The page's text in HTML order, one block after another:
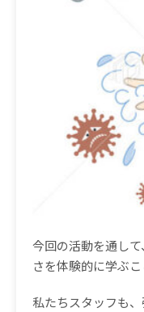
今回の活動を通し
さを体験的に学ぶこ
私たちスタッフも